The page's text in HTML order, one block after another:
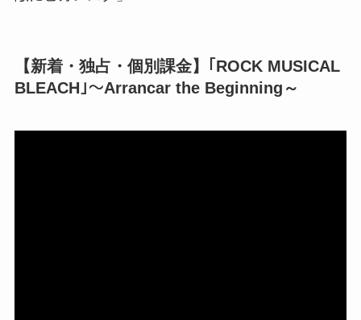
【新着・独占・個別課金】｢ROCK MUSICAL
BLEACH｣～Arrancar the Beginning～